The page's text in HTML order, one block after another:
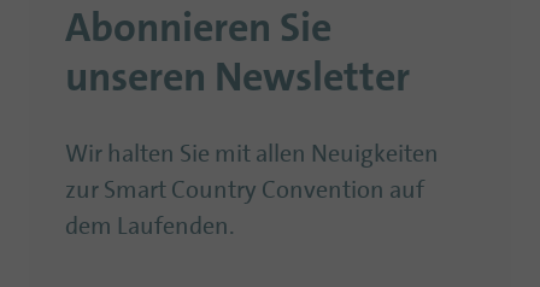
Abonnieren Sie
unseren Newsletter
Wir halten Sie mit allen Neuigkeiten
zur Smart Country Convention auf
dem Laufenden.